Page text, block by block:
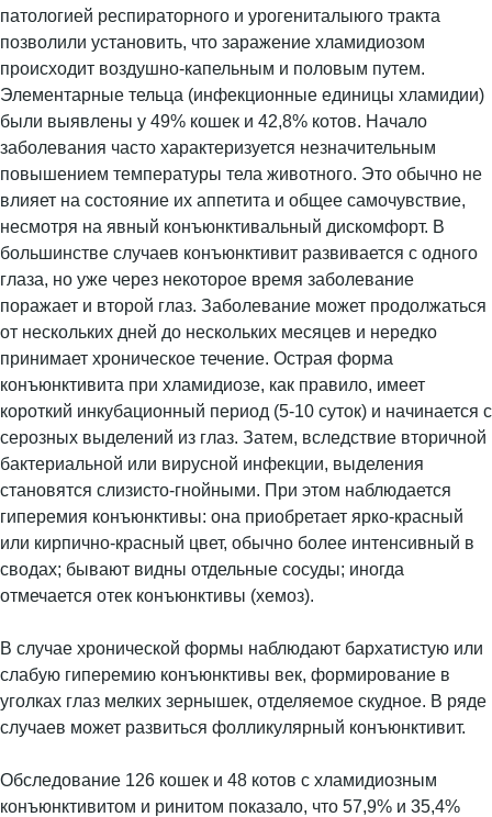
патологией респираторного и урогениталыюго тракта
позволили установить, что заражение хламидиозом
происходит воздушно-капельным и половым путем.
Элементарные тельца (инфекционные единицы хламидии)
были выявлены у 49% кошек и 42,8% котов. Начало
заболевания часто характеризуется незначительным
повышением температуры тела животного. Это обычно не
влияет на состояние их аппетита и общее самочувствие,
несмотря на явный конъюнктивальный дискомфорт. В
большинстве случаев конъюнктивит развивается с одного
глаза, но уже через некоторое время заболевание
поражает и второй глаз. Заболевание может продолжаться
от нескольких дней до нескольких месяцев и нередко
принимает хроническое течение. Острая форма
конъюнктивита при хламидиозе, как правило, имеет
короткий инкубационный период (5-10 суток) и начинается с
серозных выделений из глаз. Затем, вследствие вторичной
бактериальной или вирусной инфекции, выделения
становятся слизисто-гнойными. При этом наблюдается
гиперемия конъюнктивы: она приобретает ярко-красный
или кирпично-красный цвет, обычно более интенсивный в
сводах; бывают видны отдельные сосуды; иногда
отмечается отек конъюнктивы (хемоз).
В случае хронической формы наблюдают бархатистую или
слабую гиперемию конъюнктивы век, формирование в
уголках глаз мелких зернышек, отделяемое скудное. В ряде
случаев может развиться фолликулярный конъюнктивит.
Обследование 126 кошек и 48 котов с хламидиозным
конъюнктивитом и ринитом показало, что 57,9% и 35,4%